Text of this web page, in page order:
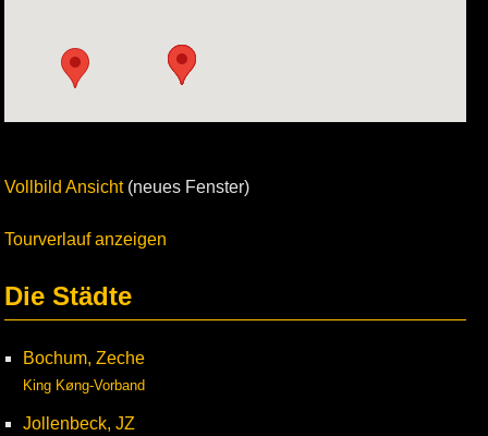
Vollbild Ansicht(neues Fenster)
Tourverlauf anzeigen
Die Städte
Bochum, Zeche
King Køng-Vorband
Jollenbeck, JZ